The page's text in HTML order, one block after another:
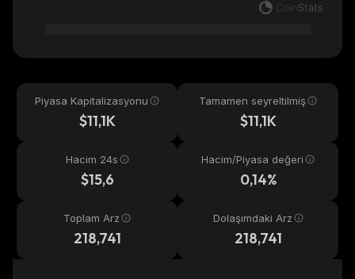
Piyasa Kapitalizasyonu
$11,1K
Tamamen seyreltilmiş
$11,1K
Hacim 24s
$15,6
Hacim/Piyasa değeri
0,14%
Toplam Arz
218,741
Dolaşımdaki Arz
218,741